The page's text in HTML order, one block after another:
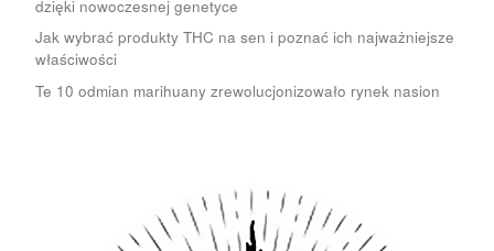
dzięki nowoczesnej genetyce
Jak wybrać produkty THC na sen i poznać ich najważniejsze
właściwości
Te 10 odmian marihuany zrewolucjonizowało rynek nasion